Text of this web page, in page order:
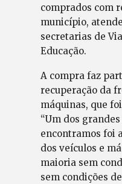
comprados com
município,
secretarias de
Educação.
A compra faz
recuperação da
máquinas, que
“Um dos
encontramos foi
dos veículos e
maioria sem
sem condições